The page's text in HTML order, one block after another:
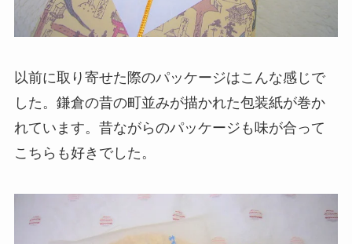
以前に取り寄せた際のパッケージはこんな感じで
した。鎌倉の昔の町並みが描かれた包装紙が巻か
れています。昔ながらのパッケージも味が合って
こちらも好きでした。